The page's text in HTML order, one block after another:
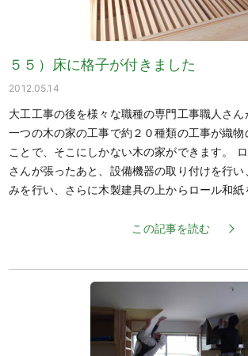
５５）床に格子が付きました
2012.05.14
大工工事の後を様々な職種の専門工事職人さん
一つの木の家の工事で約２０種類の工事が織物
ことで、そこにしかない木の家ができます。
さんが張ったあと、設備機器の取り付けを行
みを行い、さらに木製建具の上からロール和
この記事を読む